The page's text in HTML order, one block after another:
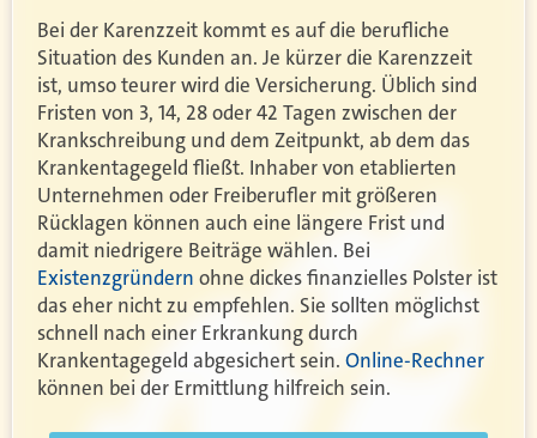
Bei der Karenzzeit kommt es auf die berufliche
Situation des Kunden an. Je kürzer die Karenzzeit
ist, umso teurer wird die Versicherung. Üblich sind
Fristen von 3, 14, 28 oder 42 Tagen zwischen der
Krankschreibung und dem Zeitpunkt, ab dem das
Krankentagegeld fließt. Inhaber von etablierten
Unternehmen oder Freiberufler mit größeren
Rücklagen können auch eine längere Frist und
damit niedrigere Beiträge wählen. Bei
Existenzgründern ohne dickes finanzielles Polster ist
das eher nicht zu empfehlen. Sie sollten möglichst
schnell nach einer Erkrankung durch
Krankentagegeld abgesichert sein. Online-Rechner
können bei der Ermittlung hilfreich sein.